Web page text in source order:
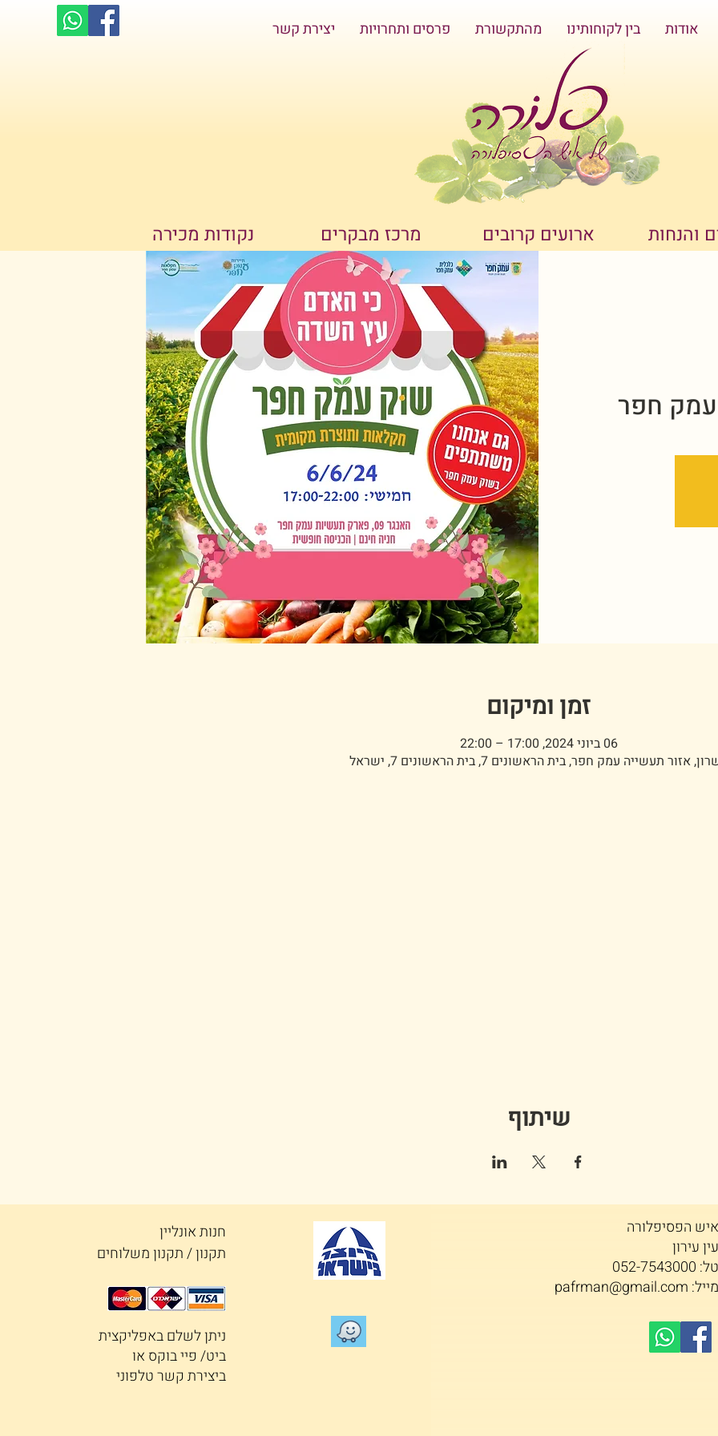
אודות בין לקוחותינו מהתקשורת פרסים ותחרויות יצירת קשר
והנחות ארועים קרובים מרכז מבקרים נקודות מכירה
חפר
זמן ומיקום
06 ביוני 2024, 17:00 – 22:00
אזור תעשייה עמק חפר, בית הראשונים 7, בית הראשונים 7, ישראל
שיתוף
חנות אונליין
תקנון / תקנון משלוחים
ניתן לשלם באפליקצית
ביט/ פיי בוקס או
ביצירת קשר טלפוני
הפסיפלורה
עירון
7543000
pafrman@gmail.com